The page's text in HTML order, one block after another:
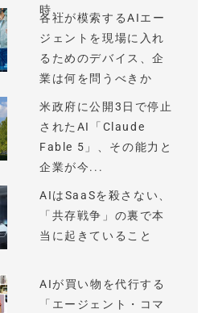
時...
各社が模索するAIエー
ジェントを現場に入れ
るためのデバイス、企
業は何を問うべきか
米政府に公開3日で停止
されたAI「Claude
Fable 5」、その能力と
企業が今...
AIはSaaSを殺さない、
「共存戦争」の裏で本
当に起きていること
AIが買い物を代行する
「エージェント・コマ